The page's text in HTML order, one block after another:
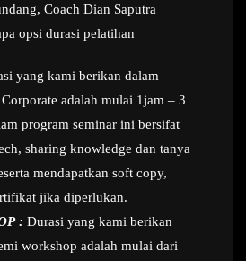
Coach Dian Saputra
opsi durasi pelatihan
yang kami berikan dalam
adalah mulai 1jam – 3
program seminar ini bersifat
sharing knowledge dan tanya
mendapatkan soft copy,
jika diperlukan.
: Durasi yang kami berikan
workshop adalah mulai dari